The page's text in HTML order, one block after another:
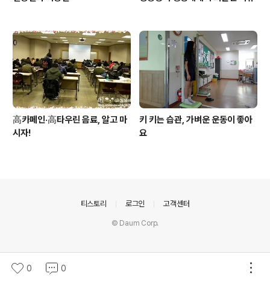
高카페인·高타우린 음료, 알고 마
시자!
키 키는 습관, 가벼운 운동이 좋아
요
0 0
티스토리 로그인 고객센터
© Daum Corp.